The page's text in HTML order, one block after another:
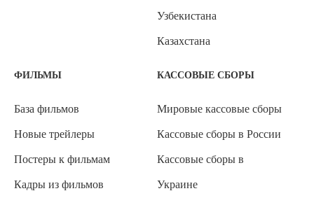
Узбекистана
Казахстана
ФИЛЬМЫ
База фильмов
Новые трейлеры
Постеры к фильмам
Кадры из фильмов
КАССОВЫЕ СБОРЫ
Мировые кассовые сборы
Кассовые сборы в России
Кассовые сборы в
Украине